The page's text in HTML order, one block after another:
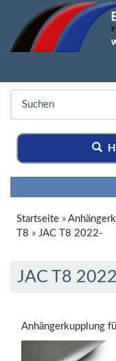
Startseite »
T8 » JAC T8 2022-
JAC T8
Anhängerkupplung